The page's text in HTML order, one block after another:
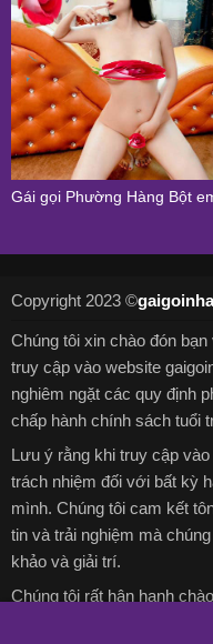
Copyright 2023 ©
Chúng tôi xin chào đón
truy cập vào website
nghiêm ngặt các quy định
chấp hành chính sách tuổi
Lưu ý rằng khi truy cập
trách nhiệm đối với bất kỳ
mình. Chúng tôi cam kết
tin và trải nghiệm mà
khảo và giải trí.
Chúng tôi rất hân hạnh
chúc bạn có những trải